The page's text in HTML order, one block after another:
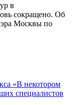
в
сокращено. Об
Москвы по
«В некотором
специалистов